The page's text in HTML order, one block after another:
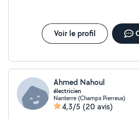
Voir le profil
Ahmed Nahoul
électricien
Nanterre (Champs Pierreux)
4,3/5 (20 avis)